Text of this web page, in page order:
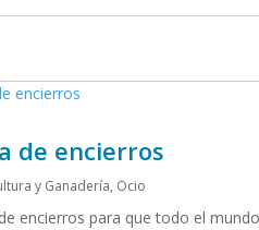
de encierros
y Ganadería, Ocio
encierros para que todo el mundo